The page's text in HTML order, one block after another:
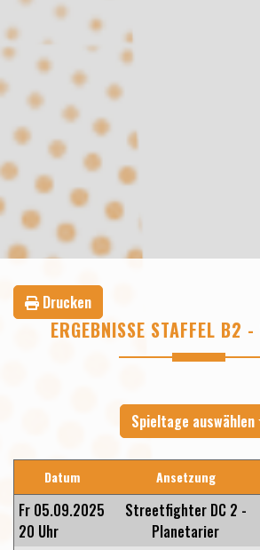
Drucken
ERGEBNISSE STAFFEL B2
Spieltage auswählen
Datum Ansetzung
Fr 05.09.2025
20 Uhr
Streetfighter DC 2 -
Planetarier